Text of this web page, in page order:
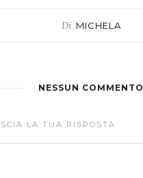
Di MICHELA
NESSUN COMMENTO
LA TUA RISPOSTA